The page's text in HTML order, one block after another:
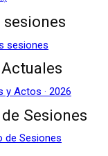
sesiones
y Actos · 2026
Sesiones
de Sesiones